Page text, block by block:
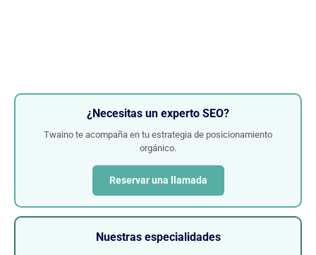
¿Necesitas un experto SEO?
Twaino te acompaña en tu estrategia de posicionamiento
orgánico.
Reservar una llamada
Nuestras especialidades